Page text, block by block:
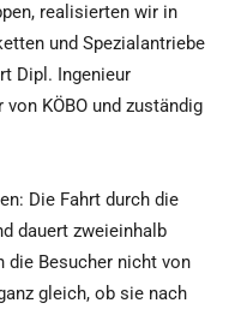
realisierten wir in
und Spezialantriebe
Dipl. Ingenieur
KÖBO und zuständig
Die Fahrt durch die
dauert zweieinhalb
die Besucher nicht von
gleich, ob sie nach